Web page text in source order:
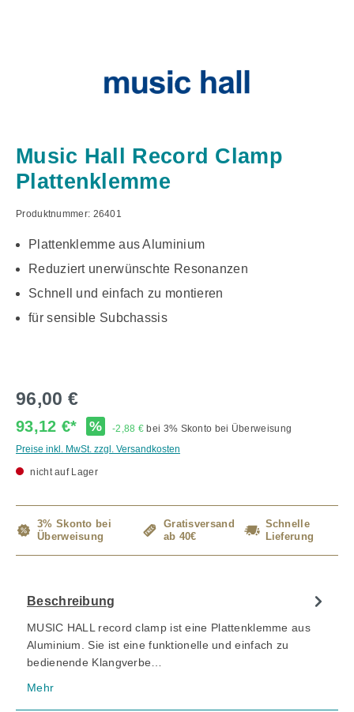
Music Hall Record Clamp
Plattenklemme
Produktnummer: 26401
Plattenklemme aus Aluminium
Reduziert unerwünschte Resonanzen
Schnell und einfach zu montieren
für sensible Subchassis
96,00 €
93,12 €* % -2,88 € bei 3% Skonto bei Überweisung
Preise inkl. MwSt. zzgl. Versandkosten
nicht auf Lager
3% Skonto bei
Überweisung
Gratisversand
ab 40€
Schnelle
Lieferung
Beschreibung
MUSIC HALL record clamp ist eine Plattenklemme aus
Aluminium. Sie ist eine funktionelle und einfach zu
bedienende Klangverbe…
Mehr